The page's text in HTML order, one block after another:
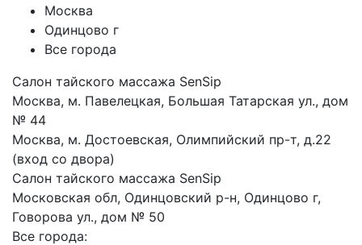
Москва
Одинцово г
Все города
Салон тайского массажа SenSip
Москва, м. Павелецкая, Большая Татарская ул., дом
№ 44
Москва, м. Достоевская, Олимпийский пр-т, д.22
(вход со двора)
Салон тайского массажа SenSip
Московская обл, Одинцовский р-н, Одинцово г,
Говорова ул., дом № 50
Все города: